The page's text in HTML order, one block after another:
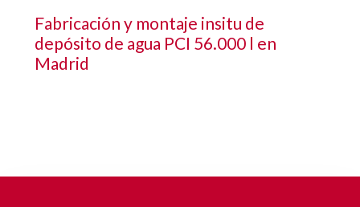
Fabricación y montaje insitu de
depósito de agua PCI 56.000 l en
Madrid